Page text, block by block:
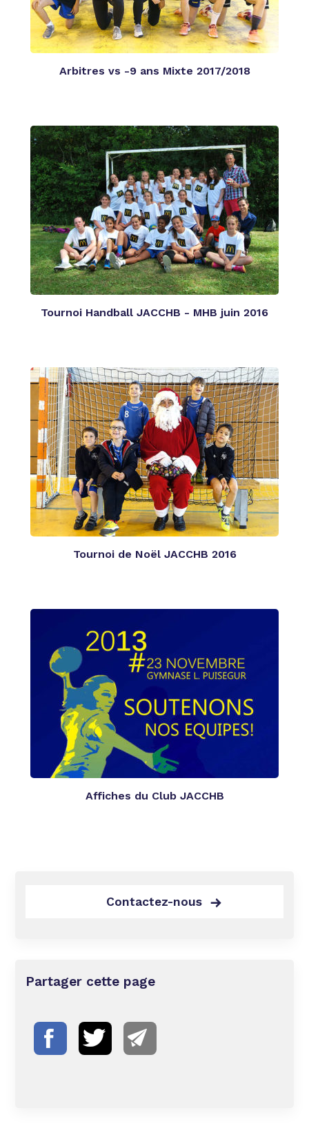
Arbitres vs -9 ans Mixte 2017/2018
Tournoi Handball JACCHB - MHB juin 2016
Tournoi de Noël JACCHB 2016
Affiches du Club JACCHB
Contactez-nous
Partager cette page